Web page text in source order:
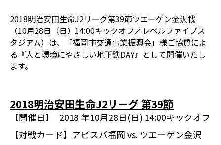
2018明治安田生命J2リーグ第39節ツエーゲン金沢戦
（10月28日（日）14:00キックオフ／レベルファイブス
タジアム）は、「福岡市交通事業振興会」様ご協賛によ
る『人と環境にやさしい地下鉄DAY』として開催いたし
ます。
2018明治安田生命J2リーグ 第39節
【開催日】
2018 年10月28日(日) 14:00キックオフ
【対戦カード】 アビスパ福岡 vs. ツエーゲン金沢